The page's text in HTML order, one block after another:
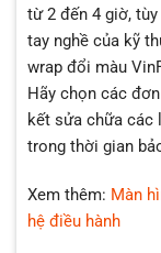
từ 2 đến 4 giờ,
tay nghề của kỹ
wrap đổi màu
Hãy chọn các
kết sửa chữa các
trong thời gian
Xem thêm: Màn
hệ điều hành